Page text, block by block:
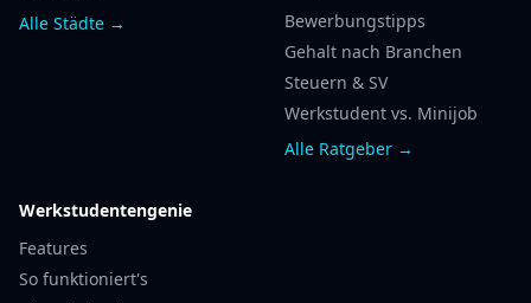
Alle Städte →
Bewerbungstipps
Gehalt nach Branchen
Steuern & SV
Werkstudent vs. Minijob
Alle Ratgeber →
Werkstudentengenie
Features
So funktioniert's